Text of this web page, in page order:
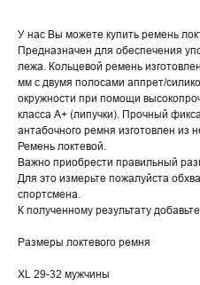
У нас Вы можете купить ремень
Предназначен для обеспечения
лежа. Кольцевой ремень
мм с двумя полосами аппрет/
окружности при помощи
класса А+ (липучки). Прочный
антабочного ремня изготовлен из
Ремень локтевой.
Важно приобрести правильный
Для это измерьте пожалуйста
спортсмена.
К полученному результату
Размеры локтевого ремня
XL 29-32 мужчины